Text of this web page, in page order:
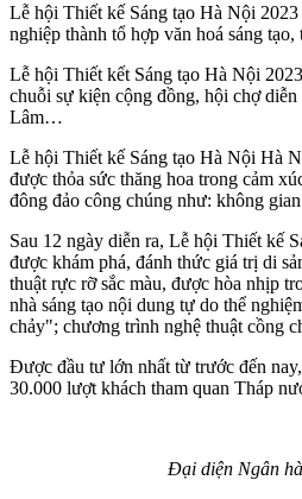
Lễ hội Thiết kế Sáng tạo Hà Nội
nghiệp thành tổ hợp văn hoá sáng
Lễ hội Thiết kết Sáng tạo Hà Nội
chuỗi sự kiện cộng đồng, hội chợ
Lâm…
Lễ hội Thiết kế Sáng tạo Hà Nội Hà
được thỏa sức thăng hoa trong cảm
đông đảo công chúng như: không
Sau 12 ngày diễn ra, Lễ hội Thiết kế
được khám phá, đánh thức giá trị di
thuật rực rỡ sắc màu, được hòa nhịp
nhà sáng tạo nội dung tự do thể
chảy"; chương trình nghệ thuật cồng
Được đầu tư lớn nhất từ trước đến
30.000 lượt khách tham quan Tháp
Đại diện Ngân